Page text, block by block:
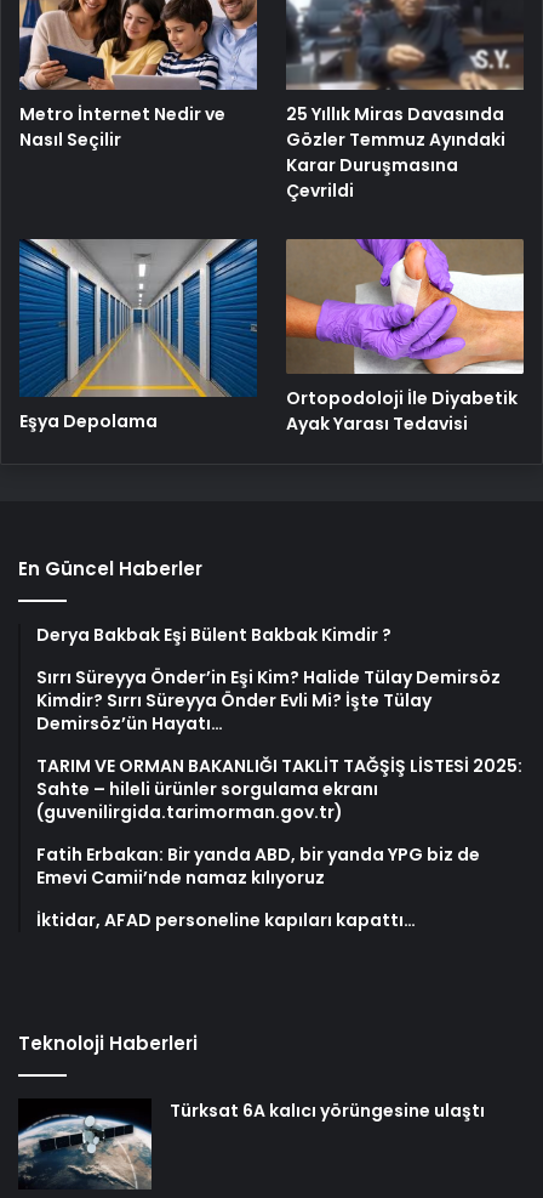
Metro İnternet Nedir ve
Nasıl Seçilir
25 Yıllık Miras Davasında
Gözler Temmuz Ayındaki
Karar Duruşmasına
Çevrildi
Eşya Depolama
Ortopodoloji İle Diyabetik
Ayak Yarası Tedavisi
En Güncel Haberler
Derya Bakbak Eşi Bülent Bakbak Kimdir ?
Sırrı Süreyya Önder’in Eşi Kim? Halide Tülay Demirsöz
Kimdir? Sırrı Süreyya Önder Evli Mi? İşte Tülay
Demirsöz’ün Hayatı…
TARIM VE ORMAN BAKANLIĞI TAKLİT TAĞŞİŞ LİSTESİ 2025:
Sahte – hileli ürünler sorgulama ekranı
(guvenilirgida.tarimorman.gov.tr)
Fatih Erbakan: Bir yanda ABD, bir yanda YPG biz de
Emevi Camii’nde namaz kılıyoruz
İktidar, AFAD personeline kapıları kapattı…
Teknoloji Haberleri
Türksat 6A kalıcı yörüngesine ulaştı